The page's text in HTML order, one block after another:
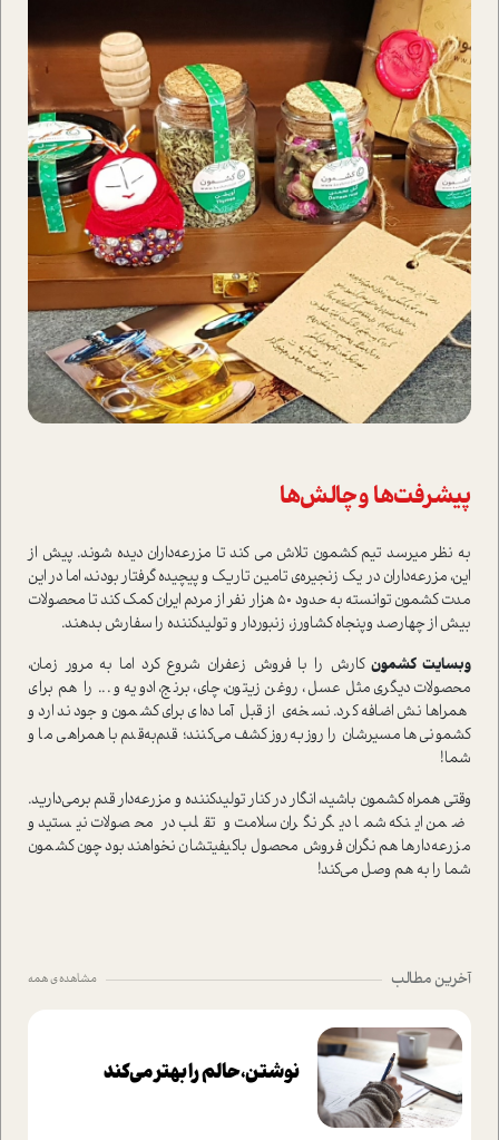
پیشرفت‌ها و چالش‌ها
به نظر می­رسد تیم کشمون تلاش می کند تا مزرعه‌داران دیده شوند. پیش از
این، مزرعه‌داران در یک زنجیره‌ی تامین تاریک و پیچیده گرفتار بودند، اما در این
مدت کشمون توانسته به حدود ۵۰ هزار نفر از مردم ایران کمک کند تا محصولات
بیش از چهارصد وپنجاه کشاورز، زنبوردار و تولیدکننده را سفارش بدهند.
وبسایت کشمونکارش را با فروش زعفران شروع کرد اما به مرور زمان،
محصولات دیگری مثل عسل، روغن زیتون، چای، برنج، ادویه و ... را هم برای
همراهانش اضافه کرد. نسخه‌ی از قبل آماده‌ای برای کشمون وجود ندارد و
کشمونی‌ها مسیرشان را روز‌‌به‌‌روز کشف می‌کنند؛ قدم‌به‌قدم با همراهی ما و
شما!
وقتی همراه کشمون باشید، انگار در کنار تولیدکننده و مزرعه‌دار قدم برمی‌دارید.
ضمن اینکه شما دیگر نگران سلامت و تقلب در محصولات نیستید و
مزرعه‌دارها هم نگران فروش محصول با‌کیفیتشان نخواهند بود چون کشمون
شما را به هم وصل می‌کند!
آخرین مطالب مشاهده ی همه
نوشتن، حالم را بهتر می‌کند